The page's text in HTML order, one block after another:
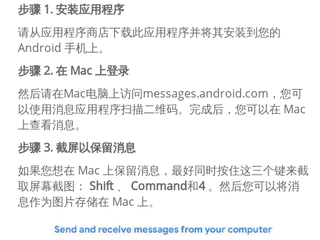
步骤 1. 安装应用程序
请从应用程序商店下载此应用程序并将其安装到您的
Android 手机上。
步骤 2. 在 Mac 上登录
然后请在Mac电脑上访问messages.android.com，您可
以使用消息应用程序扫描二维码。完成后，您可以在 Mac
上查看消息。
步骤 3. 截屏以保留消息
如果您想在 Mac 上保留消息，最好同时按住这三个键来截
取屏幕截图： Shift 、 Command和4。然后您可以将消
息作为图片存储在 Mac 上。